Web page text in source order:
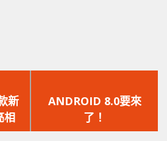
新
相
一
篇
文
ANDROID 8.0要來
了！